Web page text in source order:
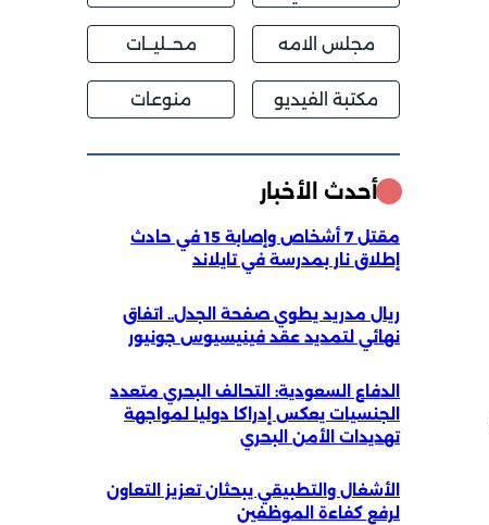
مجلس الامه محــليــات
مكتبة الفيديو منوعات
أحدث الأخبار
مقتل 7 أشخاص وإصابة 15 في حادث
إطلاق نار بمدرسة في تايلاند
ريال مدريد يطوي صفحة الجدل.. اتفاق
نهائي لتمديد عقد فينيسيوس جونيور
الدفاع السعودية: التحالف البحري متعدد
الجنسيات يعكس إدراكا دوليا لمواجهة
تهديدات الأمن البحري
الأشغال والتطبيقي يبحثان تعزيز التعاون
لرفع كفاءة الموظفين